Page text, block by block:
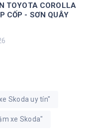
TOYOTA COROLLA
CỐP - SƠN QUÂY
Skoda uy tín"
xe Skoda"